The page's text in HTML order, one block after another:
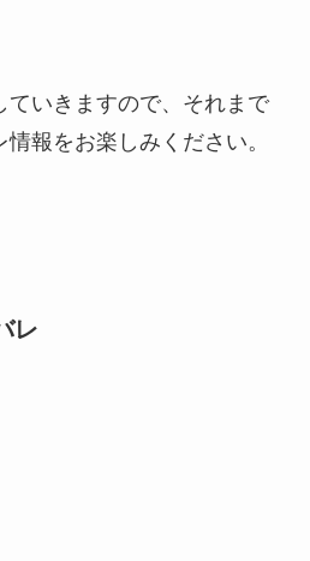
ていきますので、それまで
報をお楽しみください。
レ